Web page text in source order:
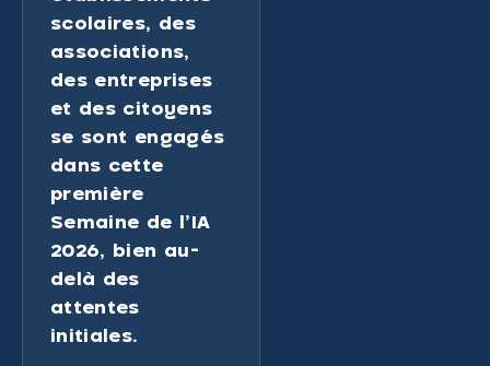
scolaires, des
associations,
des entreprises
et des citoyens
se sont engagés
dans cette
première
Semaine de l’IA
2026, bien au-
delà des
attentes
initiales.